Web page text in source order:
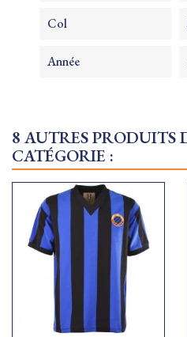
Col
Année
8 AUTRES PRODUITS
CATÉGORIE :